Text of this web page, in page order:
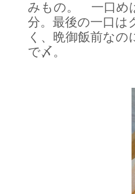
みもの。 一口め
分。最後の一口は
く、晩御飯前な
で〆。